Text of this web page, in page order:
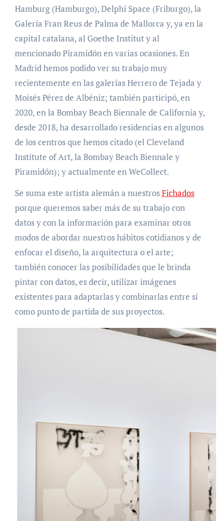
Hamburg (Hamburgo), Delphi Space (Friburgo), la
Galería Fran Reus de Palma de Mallorca y, ya en la
capital catalana, al Goethe Institut y al
mencionado Piramidón en varias ocasiones. En
Madrid hemos podido ver su trabajo muy
recientemente en las galerías Herrero de Tejada y
Moisés Pérez de Albéniz; también participó, en
2020, en la Bombay Beach Biennale de California y,
desde 2018, ha desarrollado residencias en algunos
de los centros que hemos citado (el Cleveland
Institute of Art, la Bombay Beach Biennale y
Piramidón); y actualmente en WeCollect.
Se suma este artista alemán a nuestrosFichados
porque queremos saber más de su trabajo con
datos y con la información para examinar otros
modos de abordar nuestros hábitos cotidianos y de
enfocar el diseño, la arquitectura o el arte;
también conocer las posibilidades que le brinda
pintar con datos, es decir, utilizar imágenes
existentes para adaptarlas y combinarlas entre sí
como punto de partida de sus proyectos.